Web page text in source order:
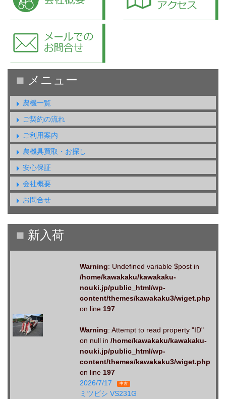
農機一覧
ご契約の流れ
ご利用案内
農機具買取・お探し
安心保証
会社概要
お問合せ
Warning: Undefined variable $post in
/home/kawakaku/kawakaku-
nouki.jp/public_html/wp-
content/themes/kawakaku3/wiget.php
on line 197
Warning: Attempt to read property "ID"
on null in /home/kawakaku/kawakaku-
nouki.jp/public_html/wp-
content/themes/kawakaku3/wiget.php
on line 197
2026/7/17
中古
ミツビシ VS231G